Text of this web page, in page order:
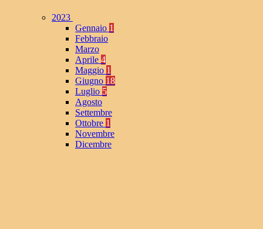
2023
Gennaio 1
Febbraio
Marzo
Aprile 4
Maggio 1
Giugno 18
Luglio 5
Agosto
Settembre
Ottobre 1
Novembre
Dicembre